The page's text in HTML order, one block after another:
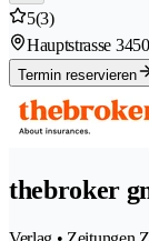
5(3)
Hauptstrasse 34
Termin reservieren
thebroker